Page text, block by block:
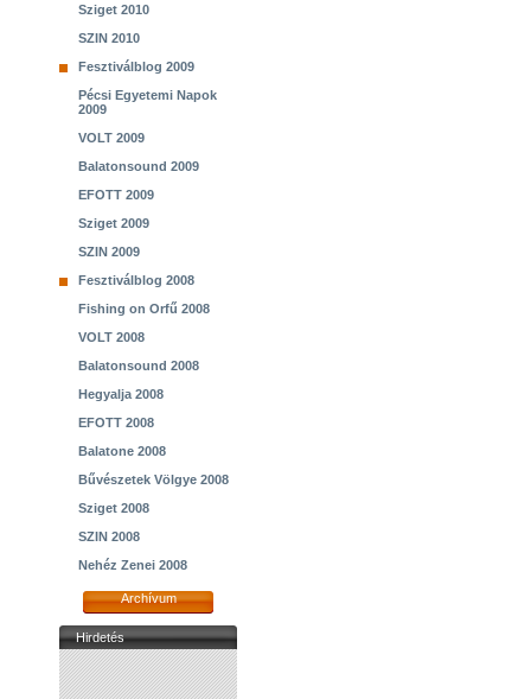
Sziget 2010
SZIN 2010
Fesztiválblog 2009
Pécsi Egyetemi Napok
2009
VOLT 2009
Balatonsound 2009
EFOTT 2009
Sziget 2009
SZIN 2009
Fesztiválblog 2008
Fishing on Orfű 2008
VOLT 2008
Balatonsound 2008
Hegyalja 2008
EFOTT 2008
Balatone 2008
Bűvészetek Völgye 2008
Sziget 2008
SZIN 2008
Nehéz Zenei 2008
Archívum
Hirdetés